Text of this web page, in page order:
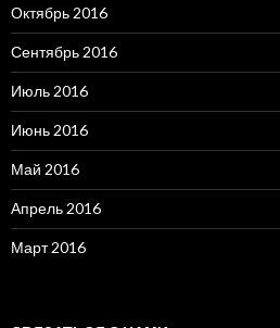
Октябрь 2016
Сентябрь 2016
Июль 2016
Июнь 2016
Май 2016
Апрель 2016
Март 2016